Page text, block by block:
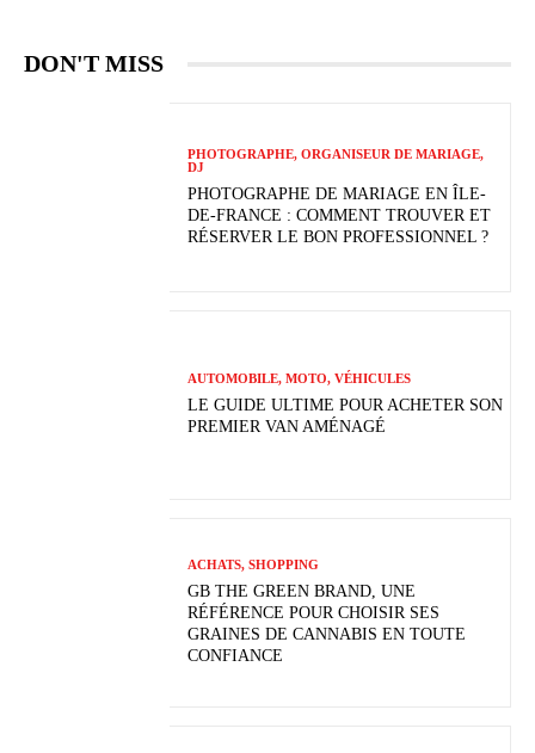
DON'T MISS
PHOTOGRAPHE, ORGANISEUR DE MARIAGE,
DJ
PHOTOGRAPHE DE MARIAGE EN ÎLE-
DE-FRANCE : COMMENT TROUVER ET
RÉSERVER LE BON PROFESSIONNEL ?
AUTOMOBILE, MOTO, VÉHICULES
LE GUIDE ULTIME POUR ACHETER SON
PREMIER VAN AMÉNAGÉ
ACHATS, SHOPPING
GB THE GREEN BRAND, UNE
RÉFÉRENCE POUR CHOISIR SES
GRAINES DE CANNABIS EN TOUTE
CONFIANCE